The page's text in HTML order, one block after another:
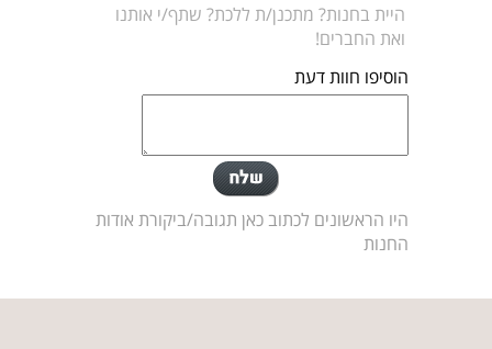
היית בחנות? מתכנן/ת ללכת? שתף/י אותנו
ואת החברים!
הוסיפו חוות דעת
היו הראשונים לכתוב כאן תגובה/ביקורת אודות
החנות